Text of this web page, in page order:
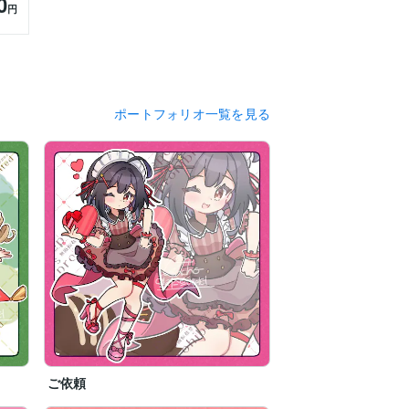
円
ポートフォリオ一覧を見る
ご依頼